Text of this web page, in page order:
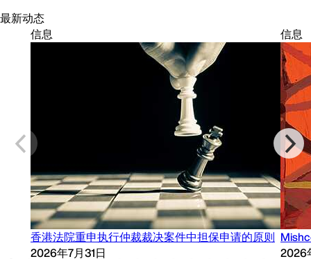
最新动态
信息
香港法院重申执行仲裁裁决案件中担保申请的原则
2026年7月31日
信息
2026